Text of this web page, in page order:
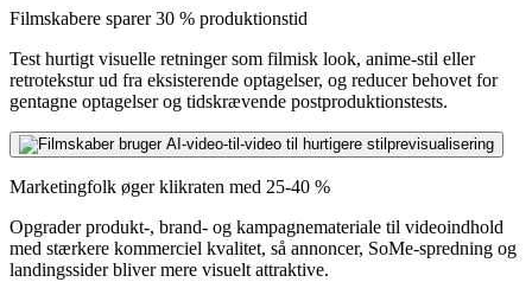
Filmskabere sparer 30 % produktionstid
Test hurtigt visuelle retninger som filmisk look, anime-stil eller
retrotekstur ud fra eksisterende optagelser, og reducer behovet for
gentagne optagelser og tidskrævende postproduktionstests.
Marketingfolk øger klikraten med 25-40 %
Opgrader produkt-, brand- og kampagnemateriale til videoindhold
med stærkere kommerciel kvalitet, så annoncer, SoMe-spredning og
landingssider bliver mere visuelt attraktive.